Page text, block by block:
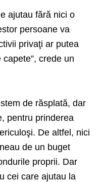
ajutau fără nici o
persoane va
privaţi ar putea
crede un
de răsplată, dar
pentru prinderea
De altfel, nici
de un buget
proprii. Dar
cei care ajutau la